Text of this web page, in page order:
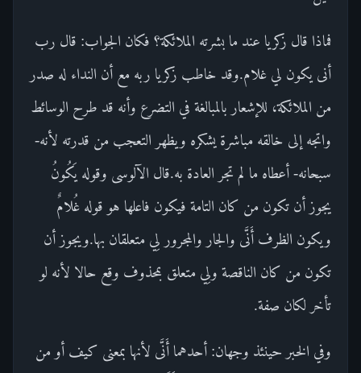
فماذا قال زكريا عند ما بشرته الملائكة؟ فكان الجواب: قال رب
أنى يكون لي غلام.وقد خاطب زكريا ربه مع أن النداء له صدر
من الملائكة، للإشعار بالمبالغة في التضرع وأنه قد طرح الوسائط
واتجه إلى خالقه مباشرة يشكره ويظهر التعجب من قدرته لأنه-
سبحانه- أعطاه ما لم تجر العادة به.قال الآلوسى وقوله يَكُونُ
يجوز أن تكون من كان التامة فيكون فاعلها هو قوله غُلامٌ
ويكون الظرف أَنَّى والجار والمجرور لِي متعلقان بها.ويجوز أن
تكون من كان الناقصة ولِي متعلق بمحذوف وقع حالا لأنه لو
تأخر لكان صفة.
وفي الخبر حينئذ وجهان: أحدهما أَنَّى لأنها بمعنى كيف أو من